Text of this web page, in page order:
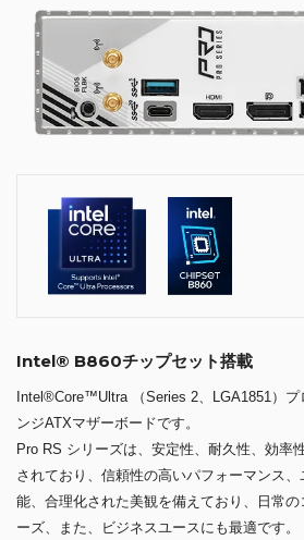
Intel® B860チップセット搭載
Intel®Core™Ultra （Series 2、LGA1851）
ンジATXマザーボードです。
Pro RS シリーズは、安定性、耐久性、効率
されており、信頼性の高いパフォーマンス
能、合理化された美観を備えており、日常の
ーズ、また、ビジネスユースにも最適です。